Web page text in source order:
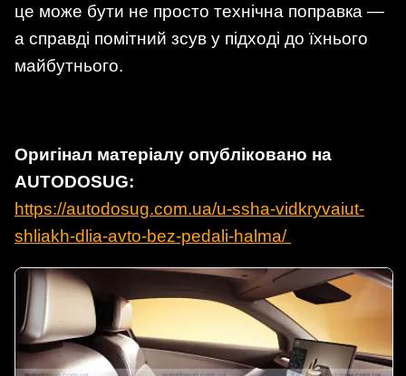
це може бути не просто технічна поправка —
а справді помітний зсув у підході до їхнього
майбутнього.
Оригінал матеріалу опубліковано на
AUTODOSUG:
https://autodosug.com.ua/u-ssha-vidkryvaiut-
shliakh-dlia-avto-bez-pedali-halma/